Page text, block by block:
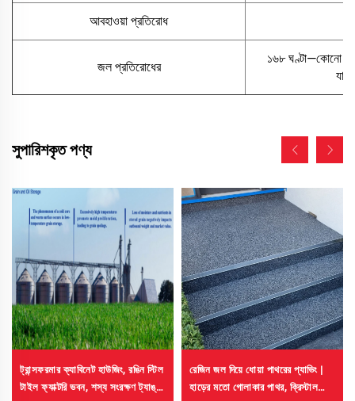
আবহাওয়া প্রতিরোধ
জল প্রতিরোধের
১৬৮ ঘণ্টা—কোনো
সুপারিশকৃত পণ্য
ট্রান্সফরমার ক্যাবিনেট হাউজিং, রঙিন স্টিল
টাইল ফ্যাক্টরি ভবন, শস্য সংরক্ষণ ট্যাঙ্ক,
রেজিন জল দিয়ে ধোয়া পাথরের প্যাভিং |
হাড়ের মতো গোলাকার পাথর, ক্রিস্টাল